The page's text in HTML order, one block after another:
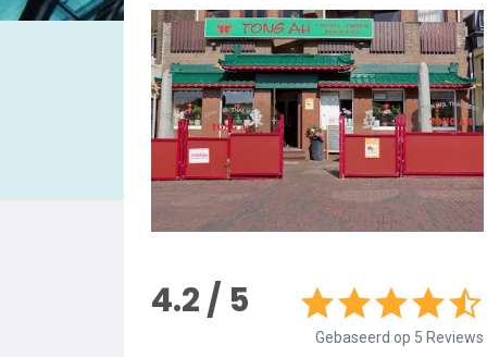
4.2 / 5
Gebaseerd op 5 Reviews